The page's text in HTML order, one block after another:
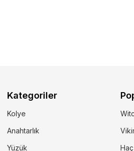
Kategoriler
Kolye
Anahtarlık
Yüzük
Haç